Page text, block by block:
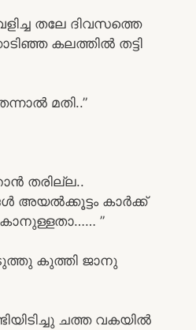
തലേ ദിവസത്തെ
കലത്തിൽ തട്ടി
മതി..”
തരില്ല..
കാർക്ക്
”
കുത്തി ജാനു
ചത്ത വകയിൽ